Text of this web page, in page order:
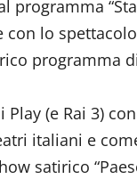
programma
con lo
programma
Play (e Rai 3)
italiani e
satirico